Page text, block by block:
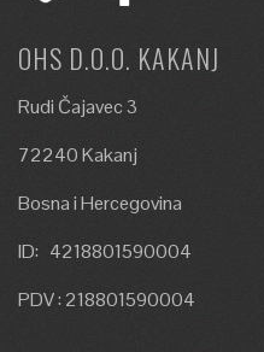
OHS D.O.O. KAKANJ
Rudi Čajavec 3
72240 Kakanj
Bosna i Hercegovina
ID: 4218801590004
PDV : 218801590004